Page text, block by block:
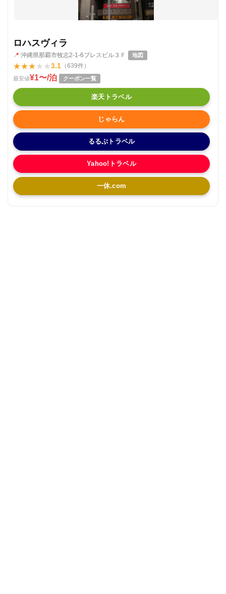
ロハスヴィラ
📍 沖縄県那覇市牧志2-1-6ブレスビル３Ｆ 地図
★★★★ ★3.1 （639件）
最安値¥1〜/泊 クーポン一覧
楽天トラベル
じゃらん
るるぶトラベル
Yahoo!トラベル
一休.com